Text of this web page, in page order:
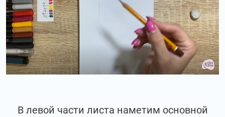
В левой части листа наметим основной